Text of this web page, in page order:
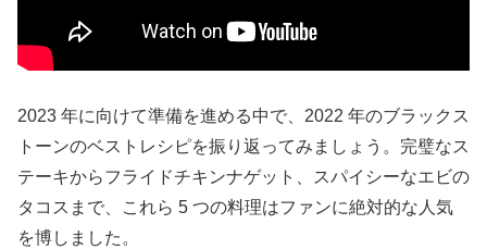
2023 年に向けて準備を進める中で、2022 年のブラックス
トーンのベストレシピを振り返ってみましょう。完璧なス
テーキからフライドチキンナゲット、スパイシーなエビの
タコスまで、これら 5 つの料理はファンに絶対的な人気
を博しました。